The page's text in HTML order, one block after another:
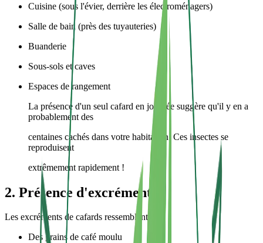
Cuisine (sous l'évier, derrière les électroménagers)
Salle de bain (près des tuyauteries)
Buanderie
Sous-sols et caves
Espaces de rangement
La présence d'un seul cafard en journée suggère qu'il y en a
probablement des
centaines cachés dans votre habitation. Ces insectes se
reproduisent
extrêmement rapidement !
2. Présence d'excréments
Les excréments de cafards ressemblent à :
Des grains de café moulu